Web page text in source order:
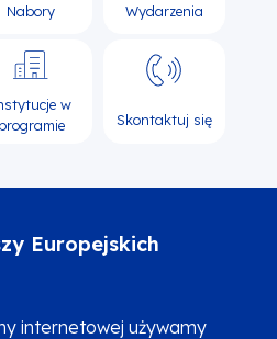
internetowej używamy
Nabory Wydarzenia
w
programie
Skontaktuj się
Europejskich